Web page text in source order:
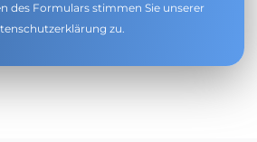
des Formulars stimmen Sie unserer
zu.